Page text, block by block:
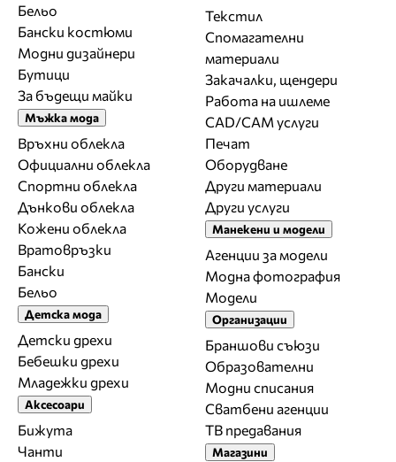
Бельо
Бански костюми
Модни дизайнери
Бутици
За бъдещи майки
Мъжка мода
Връхни облекла
Официални облекла
Спортни облекла
Дънкови облекла
Кожени облекла
Вратовръзки
Бански
Бельо
Детска мода
Детски дрехи
Бебешки дрехи
Младежки дрехи
Аксесоари
Бижута
Чанти
Текстил
Спомагателни
материали
Закачалки, щендери
Работа на ишлеме
CAD/CAM услуги
Печат
Оборудване
Други материали
Други услуги
Манекени и модели
Агенции за модели
Модна фотография
Модели
Организации
Браншови съюзи
Образователни
Модни списания
Сватбени агенции
ТВ предавания
Магазини